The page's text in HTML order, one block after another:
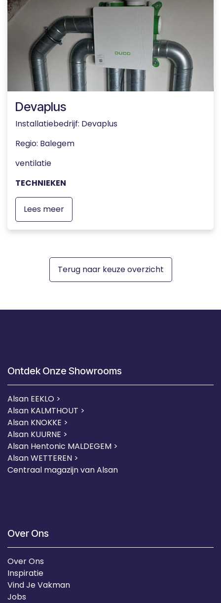
Devaplus
Installatiebedrijf: Devaplus
Regio: Balegem
ventilatie
TECHNIEKEN
Lees meer
Terug naar keuze overzicht
Ontdek Onze Showrooms
Alsan EEKLO >
Alsan KALMTHOUT >
Alsan KNOKKE >
Alsan KUURNE >
Alsan Hentonic MALDEGEM >
Alsan WETTEREN >
Centraal magazijn van Alsan
Over Ons
Over Ons
Inspiratie
Vind Je Vakman
Jobs